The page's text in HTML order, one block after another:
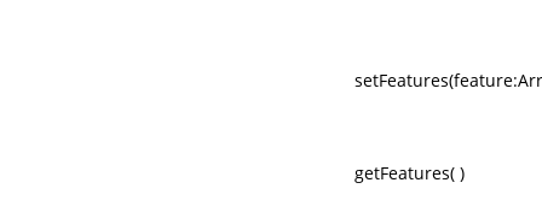
getFeatures( )